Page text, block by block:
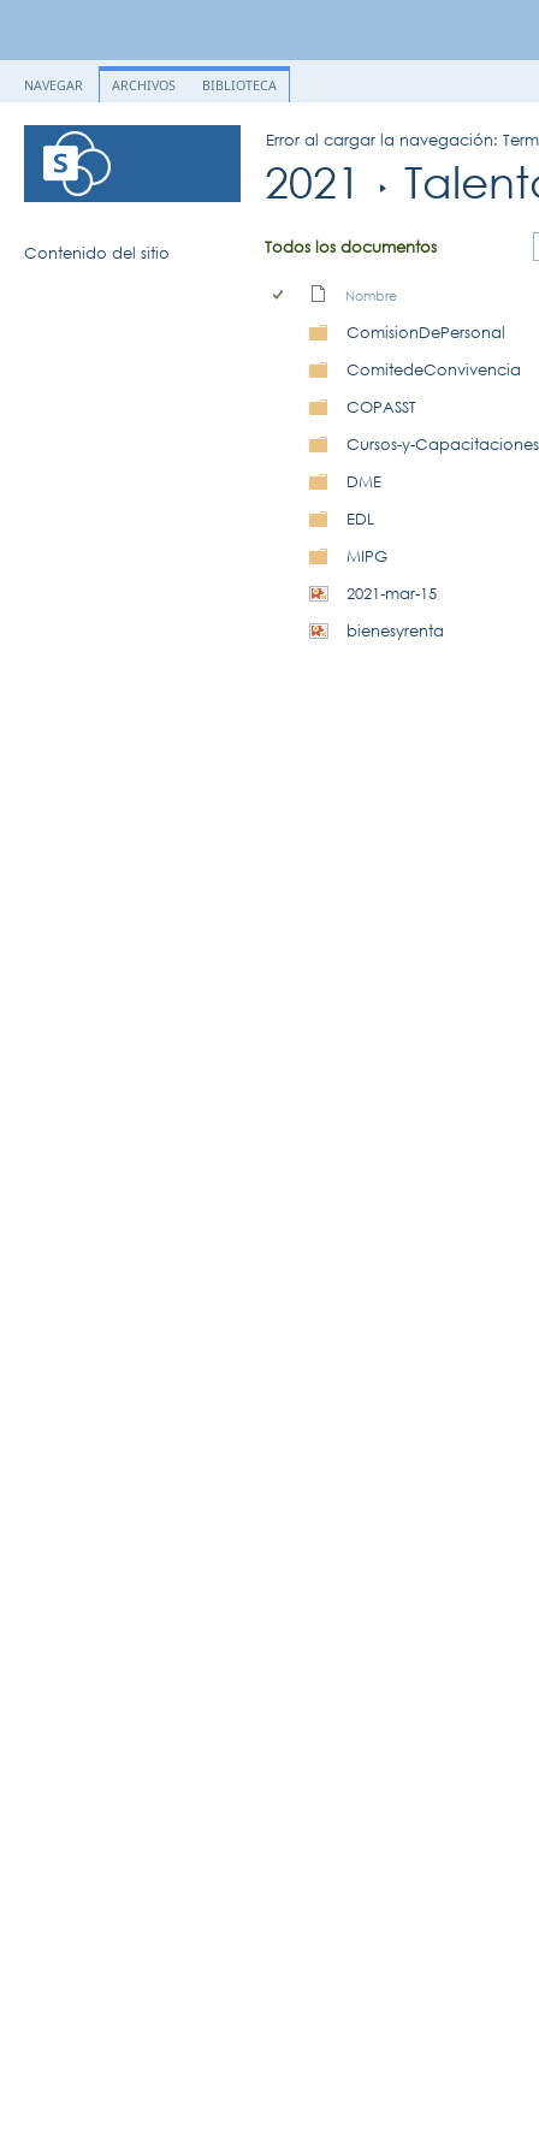
NAVEGAR ARCHIVOS BIBLIOTECA
Error al cargar la navegación:
2021
Contenido del sitio Todos los documentos
Nombre
ComisionDePersonal
ComitedeConvivencia
COPASST
Cursos-y-Capacitaciones
DME
EDL
MIPG
2021-mar-15
bienesyrenta